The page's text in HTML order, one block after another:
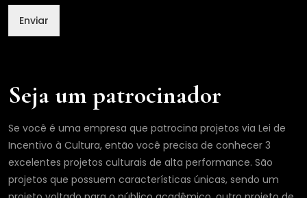
o
e
Enviar
Seja um patrocinador
Se você é uma empresa que patrocina projetos via Lei de
Incentivo à Cultura, então você precisa de conhecer 3
excelentes projetos culturais de alta performance. São
projetos que possuem características únicas, sendo um